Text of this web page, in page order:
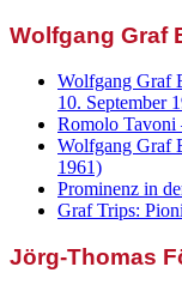
Wolfgang Graf
Wolfgang Graf
10. September
Romolo Tavoni
Wolfgang Graf
1961)
Prominenz in
Graf Trips:
Jörg-Thomas